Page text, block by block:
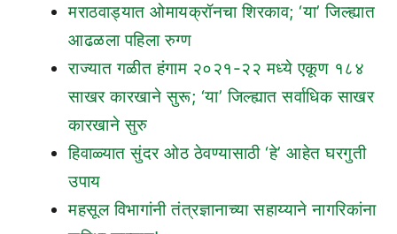
मराठवाड्यात ओमायक्रॉनचा शिरकाव; ‘या’ जिल्ह्यात
आढळला पहिला रुग्ण
राज्यात गळीत हंगाम २०२१-२२ मध्ये एकूण १८४
साखर कारखाने सुरू; ‘या’ जिल्ह्यात सर्वाधिक साखर
कारखाने सुरु
हिवाळ्यात सुंदर ओठ ठेवण्यासाठी ‘हे’ आहेत घरगुती
उपाय
महसूल विभागांनी तंत्रज्ञानाच्या सहाय्याने नागरिकांना